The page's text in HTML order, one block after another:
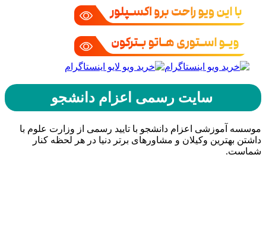
سایت رسمی اعزام دانشجو
موسسه آموزشی اعزام دانشجو با تایید رسمی از وزارت علوم با
داشتن بهترین وکیلان و مشاورهای برتر دنیا در هر لحظه کنار
شماست.